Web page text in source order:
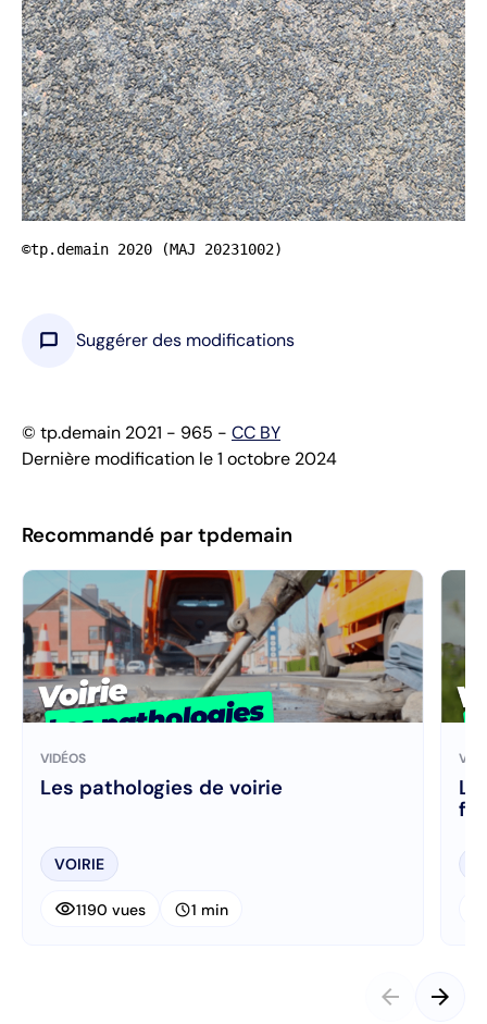
©tp.demain 2020 (MAJ 20231002)
chat_bubble Suggérer des modifications
© tp.demain 2021 - 965 - CC BY
Dernière modification le 1 octobre 2024
Recommandé par tpdemain
VIDÉOS
Les pathologies de voirie
VOIRIE
visibility1190 vues schedule1 min
arrow_back arrow_forward